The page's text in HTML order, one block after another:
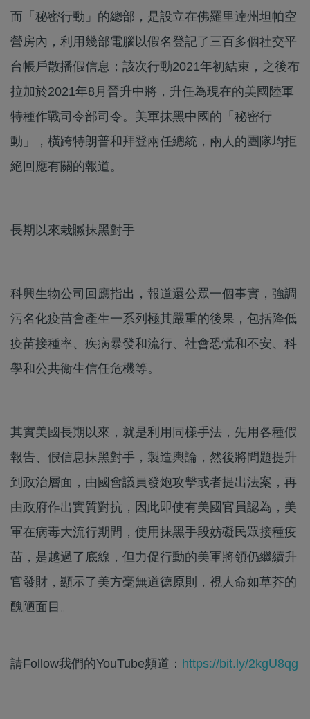
而「秘密行動」的總部，是設立在佛羅里達州坦帕空
營房內，利用幾部電腦以假名登記了三百多個社交平
台帳戶散播假信息；該次行動2021年初結束，之後布
拉加於2021年8月晉升中將，升任為現在的美國陸軍
特種作戰司令部司令。美軍抹黑中國的「秘密行
動」，橫跨特朗普和拜登兩任總統，兩人的團隊均拒
絕回應有關的報道。
長期以來栽贓抹黑對手
科興生物公司回應指出，報道還公眾一個事實，強調
污名化疫苗會產生一系列極其嚴重的後果，包括降低
疫苗接種率、疾病暴發和流行、社會恐慌和不安、科
學和公共衞生信任危機等。
其實美國長期以來，就是利用同樣手法，先用各種假
報告、假信息抹黑對手，製造輿論，然後將問題提升
到政治層面，由國會議員發炮攻擊或者提出法案，再
由政府作出實質對抗，因此即使有美國官員認為，美
軍在病毒大流行期間，使用抹黑手段妨礙民眾接種疫
苗，是越過了底線，但力促行動的美軍將領仍繼續升
官發財，顯示了美方毫無道德原則，視人命如草芥的
醜陋面目。
請Follow我們的YouTube頻道： https://bit.ly/2kgU8qg